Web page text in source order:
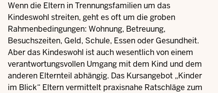
Wenn die Eltern in Trennungsfamilien um das
Kindeswohl streiten, geht es oft um die groben
Rahmenbedingungen: Wohnung, Betreuung,
Besuchszeiten, Geld, Schule, Essen oder Gesundheit.
Aber das Kindeswohl ist auch wesentlich von einem
verantwortungsvollen Umgang mit dem Kind und dem
anderen Elternteil abhängig. Das Kursangebot „Kinder
im Blick“ Eltern vermittelt praxisnahe Ratschläge zum